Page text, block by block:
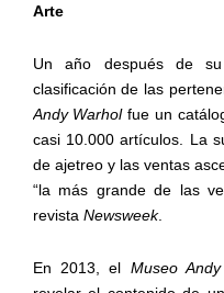
Arte
Un año después de su
clasificación de las
Andy Warholfue un
casi 10.000 artículos. La
de ajetreo y las ventas
“la más grande de las
revista Newsweek.
En 2013, el Museo